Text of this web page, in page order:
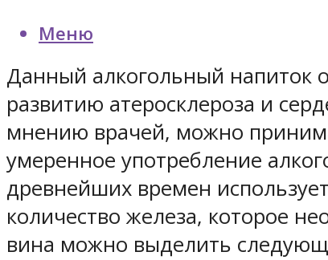
Меню
Данный алкогольный напиток
развитию атеросклероза и
мнению врачей, можно
умеренное употребление
древнейших времен
количество железа, которое
вина можно выделить